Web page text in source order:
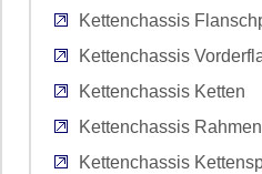
Kettenchassis
Kettenchassis
Kettenchassis Ketten
Kettenchassis
Kettenchassis